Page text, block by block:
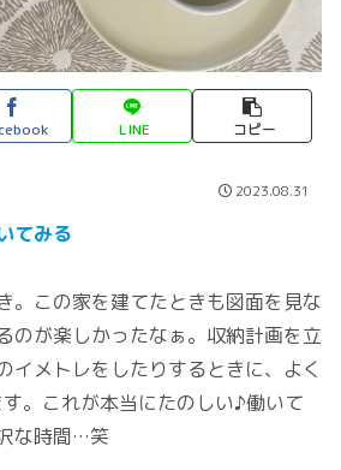
LINE コピー
2023.08.31
てみる
。この家を建てたときも図面を見な
のが楽しかったなぁ。収納計画を立
イメトレをしたりするときに、よく
。これが本当にたのしい♪働いて
な時間…笑